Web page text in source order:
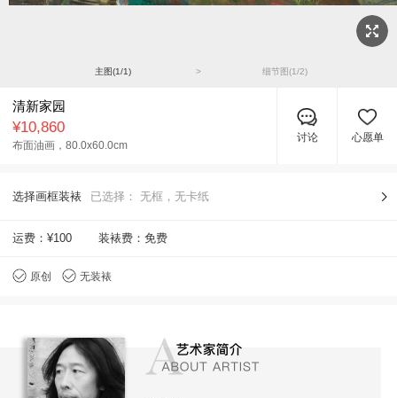
主图(1/1) > 细节图(1/2)
清新家园
¥10,860
布面油画， 80.0x60.0cm
讨论 心愿单
选择画框装裱 已选择： 无框，无卡纸
运费： ¥100 装裱费：免费
原创 无装裱